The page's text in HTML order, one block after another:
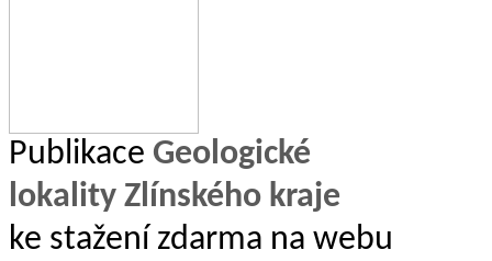
Publikace Geologické
lokality Zlínského kraje
ke stažení zdarma na webu